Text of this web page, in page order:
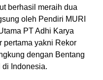
berhasil meraih dua
oleh Pendiri MURI
PT Adhi Karya
pertama yakni Rekor
dengan Bentang
di Indonesia.